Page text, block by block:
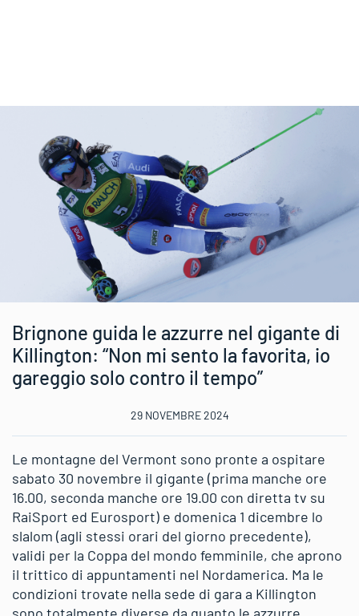
Brignone guida le azzurre nel gigante di
Killington: “Non mi sento la favorita, io
gareggio solo contro il tempo”
29 NOVEMBRE 2024
Le montagne del Vermont sono pronte a ospitare
sabato 30 novembre il gigante (prima manche ore
16.00, seconda manche ore 19.00 con diretta tv su
RaiSport ed Eurosport) e domenica 1 dicembre lo
slalom (agli stessi orari del giorno precedente),
validi per la Coppa del mondo femminile, che aprono
il trittico di appuntamenti nel Nordamerica. Ma le
condizioni trovate nella sede di gara a Killington